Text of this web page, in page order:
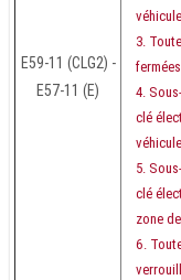
E59-11 (CLG2) -
E57-11 (E)
véhicule
fermées
clé
véhicule
clé
zone